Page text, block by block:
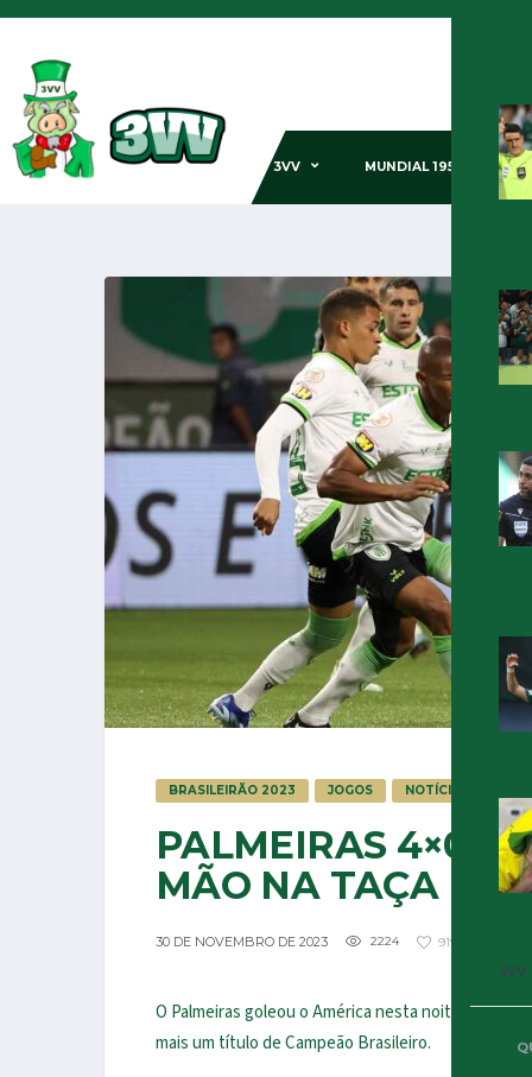
3VV MUNDIAL 1951
3VV
BRASILEIRÃO 2023 JOGOS NOTÍCIAS
PALMEIRAS 4×0
MÃO NA TAÇA
30 DE NOVEMBRO DE 2023 2224 919
O Palmeiras goleou o América nesta noite de
mais um título de Campeão Brasileiro.